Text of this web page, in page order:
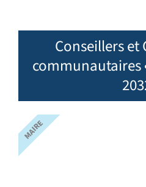
Conseillers et
communautaires
MAIRE